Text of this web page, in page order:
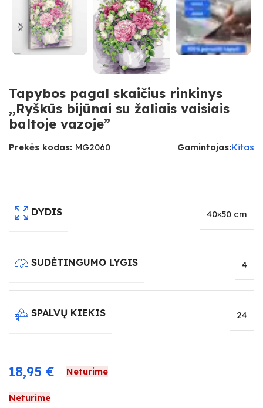
Tapybos pagal skaičius rinkinys
,,Ryškūs bijūnai su žaliais vaisiais
baltoje vazoje”
Prekės kodas: MG2060 Gamintojas:Kitas
DYDIS 40×50 cm
SUDĖTINGUMO LYGIS 4
SPALVŲ KIEKIS 24
18,95 € Neturime
Neturime